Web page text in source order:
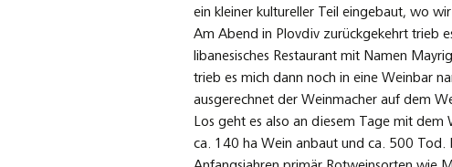
ein kleiner kultureller Teil eingebaut, wo
Am Abend in Plovdiv zurückgekehrt trieb
libanesisches Restaurant mit Namen
trieb es mich dann noch in eine Weinbar
ausgerechnet der Weinmacher auf dem
Los geht es also an diesem Tage mit dem
ca. 140 ha Wein anbaut und ca. 500 Tod.